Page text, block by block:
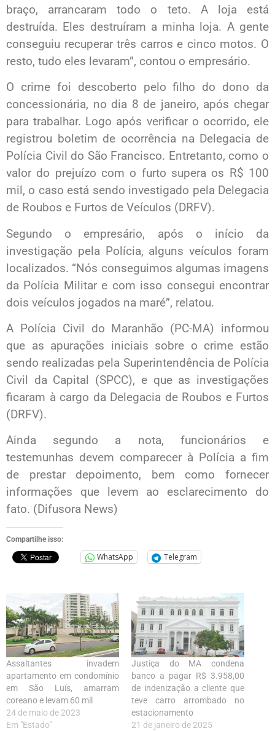
braço, arrancaram todo o teto. A loja está
destruída. Eles destruíram a minha loja. A gente
conseguiu recuperar três carros e cinco motos. O
resto, tudo eles levaram”, contou o empresário.
O crime foi descoberto pelo filho do dono da
concessionária, no dia 8 de janeiro, após chegar
para trabalhar. Logo após verificar o ocorrido, ele
registrou boletim de ocorrência na Delegacia de
Polícia Civil do São Francisco. Entretanto, como o
valor do prejuízo com o furto supera os R$ 100
mil, o caso está sendo investigado pela Delegacia
de Roubos e Furtos de Veículos (DRFV).
Segundo o empresário, após o início da
investigação pela Polícia, alguns veículos foram
localizados. “Nós conseguimos algumas imagens
da Polícia Militar e com isso consegui encontrar
dois veículos jogados na maré”, relatou.
A Polícia Civil do Maranhão (PC-MA) informou
que as apurações iniciais sobre o crime estão
sendo realizadas pela Superintendência de Polícia
Civil da Capital (SPCC), e que as investigações
ficaram à cargo da Delegacia de Roubos e Furtos
(DRFV).
Ainda segundo a nota, funcionários e
testemunhas devem comparecer à Polícia a fim
de prestar depoimento, bem como fornecer
informações que levem ao esclarecimento do
fato. (Difusora News)
Compartilhe isso:
WhatsApp Telegram
Assaltantes invadem
apartamento em condomínio
em São Luís, amarram
coreano e levam 60 mil
24 de maio de 2023
Em "Estado"
Justiça do MA condena
banco a pagar R$ 3.958,00
de indenização a cliente que
teve carro arrombado no
estacionamento
21 de janeiro de 2025